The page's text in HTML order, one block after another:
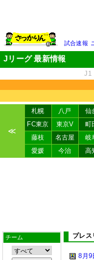
試合速報
Jリーグ 最新情報
J1
≪
札幌 八戸 仙
FC東京
東京V 町
藤枝
名古屋 岐
愛媛
今治 高
チーム プレス
8月9